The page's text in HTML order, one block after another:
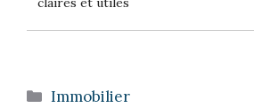
Catégories
Immobilier